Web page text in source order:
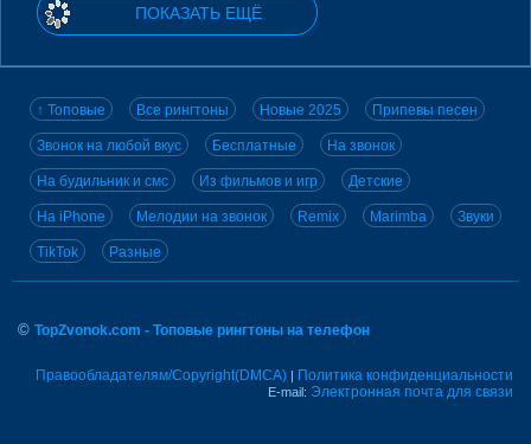
ПОКАЗАТЬ ЕЩЁ
↑ Топовые Все рингтоны Новые 2025 Припевы песен
Звонок на любой вкус Бесплатные На звонок
На будильник и смс Из фильмов и игр Детские
На iPhone Мелодии на звонок Remix Marimba Звуки
TikTok Разные
© TopZvonok.com - Топовые рингтоны на телефон
Правообладателям/Copyright(DMCA) | Политика конфиденциальности
E-mail: Электронная почта для связи